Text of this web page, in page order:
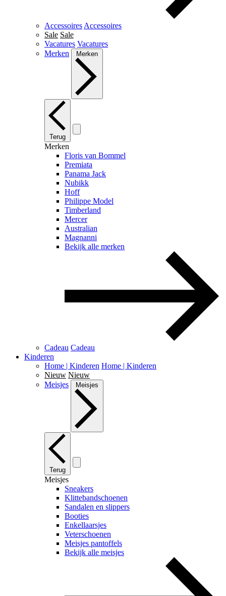
Accessoires Accessoires
Sale Sale
Vacatures Vacatures
Merken
Merken
Terug
Merken
Floris van Bommel
Premiata
Panama Jack
Nubikk
Hoff
Philippe Model
Timberland
Mercer
Australian
Magnanni
Bekijk alle merken
Cadeau Cadeau
Kinderen
Home | Kinderen Home | Kinderen
Nieuw Nieuw
Meisjes
Meisjes
Terug
Meisjes
Sneakers
Klittebandschoenen
Sandalen en slippers
Booties
Enkellaarsjes
Veterschoenen
Meisjes pantoffels
Bekijk alle meisjes